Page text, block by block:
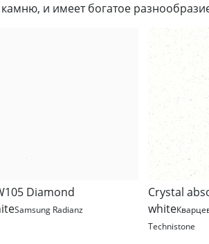
и имеет богатое
Diamond
Samsung Radianz
Crystal
white
Technistone